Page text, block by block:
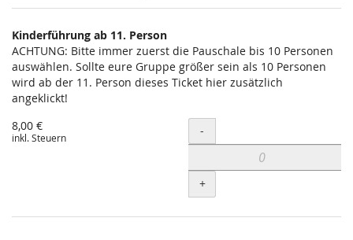
Kinderführung ab 11. Person
ACHTUNG: Bitte immer zuerst die Pauschale bis 10 Personen
auswählen. Sollte eure Gruppe größer sein als 10 Personen
wird ab der 11. Person dieses Ticket hier zusätzlich
angeklickt!
8,00 €
inkl. Steuern Menge
-
+